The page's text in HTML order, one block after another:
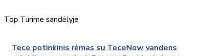
Top Turime sandėlyje
Tece potinkinis rėmas su TeceNow vandens